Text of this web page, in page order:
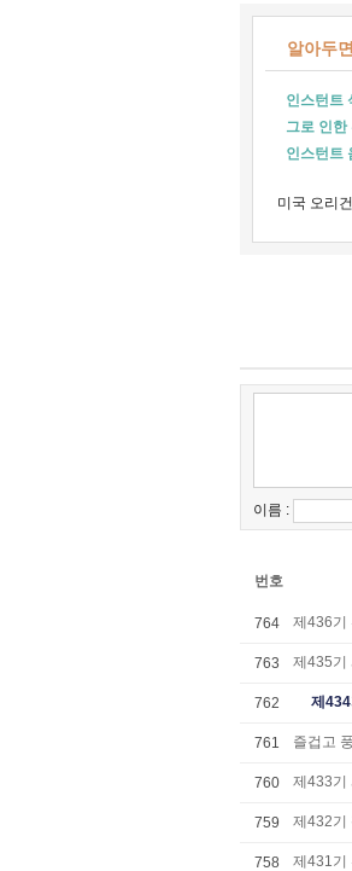
알아두
인스턴트
그로 인한
인스턴트
미국 오리
이름 :
번호
764 제436기
763 제435기
762 제
761 즐겁고
760 제433기
759 제432기
758 제431기